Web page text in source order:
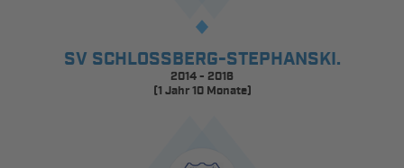
SV SCHLOSSBERG-STEPHANSKI.
2014 - 2016
(1 Jahr 10 Monate)